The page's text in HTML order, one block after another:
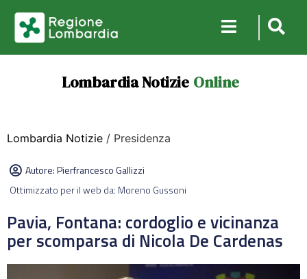
Lombardia Notizie Online
Lombardia Notizie / Presidenza
Autore:Pierfrancesco Gallizzi
Ottimizzato per il web da: Moreno Gussoni
Pavia, Fontana: cordoglio e vicinanza
per scomparsa di Nicola De Cardenas